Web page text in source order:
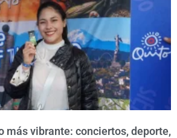
más vibrante: conciertos, deporte,